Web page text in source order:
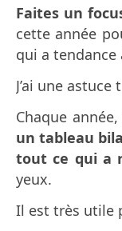
Faites un
cette année
qui a tendance
J’ai une
Chaque
un tableau
tout ce qui a
yeux.
Il est très utile